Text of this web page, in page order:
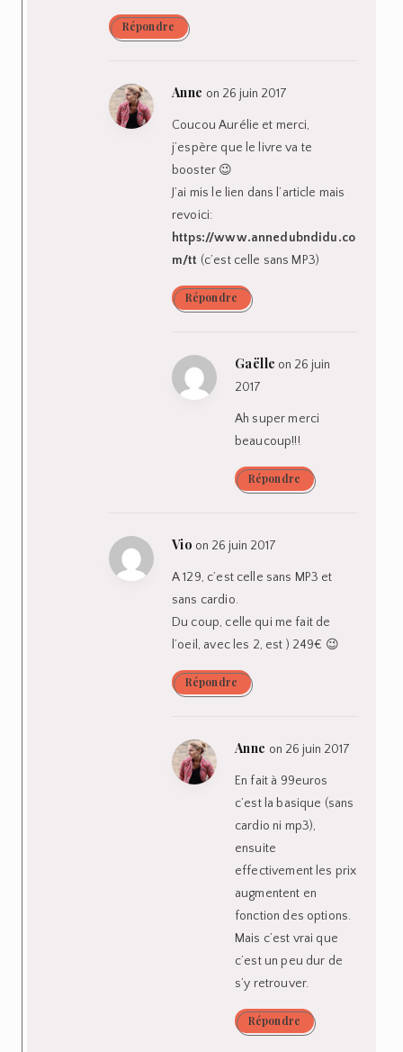
Répondre
Anne on 26 juin 2017
Coucou Aurélie et merci,
j’espère que le livre va te
booster 😉
J’ai mis le lien dans l’article mais
revoici:
https://www.annedubndidu.co
m/tt (c’est celle sans MP3)
Répondre
Gaëlle on 26 juin
2017
Ah super merci
beaucoup!!!
Répondre
Vio on 26 juin 2017
A 129, c’est celle sans MP3 et
sans cardio.
Du coup, celle qui me fait de
l’oeil, avec les 2, est ) 249€ 😉
Répondre
Anne on 26 juin 2017
En fait à 99euros
c’est la basique (sans
cardio ni mp3),
ensuite
effectivement les prix
augmentent en
fonction des options.
Mais c’est vrai que
c’est un peu dur de
s’y retrouver.
Répondre